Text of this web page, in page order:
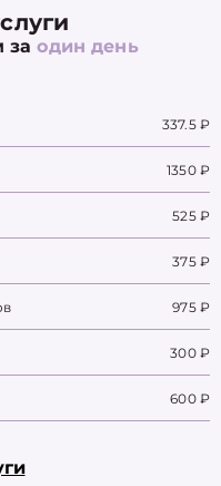
заодин день
337.5 ₽
1350 ₽
525 ₽
375 ₽
975 ₽
300 ₽
600 ₽